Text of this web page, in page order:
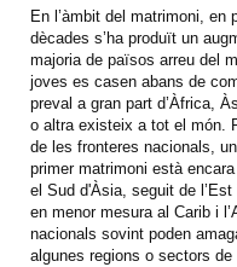
En l’àmbit del matrimoni,
dècades s’ha produït un
majoria de països arreu del
joves es casen abans de
preval a gran part d’Àfrica,
o altra existeix a tot el món.
de les fronteres nacionals,
primer matrimoni està
el Sud d'Àsia, seguit de
en menor mesura al Carib i
nacionals sovint poden
algunes regions o sectors de